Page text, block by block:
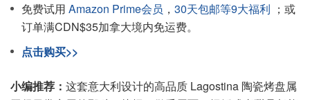
免费试用 Amazon Prime会员 ， 30天包邮等9大福利 ；或
订单满CDN$35加拿大境内免运费。
点击购买>>
小编推荐： 这套意大利设计的高品质 Lagostina 陶瓷烤盘属